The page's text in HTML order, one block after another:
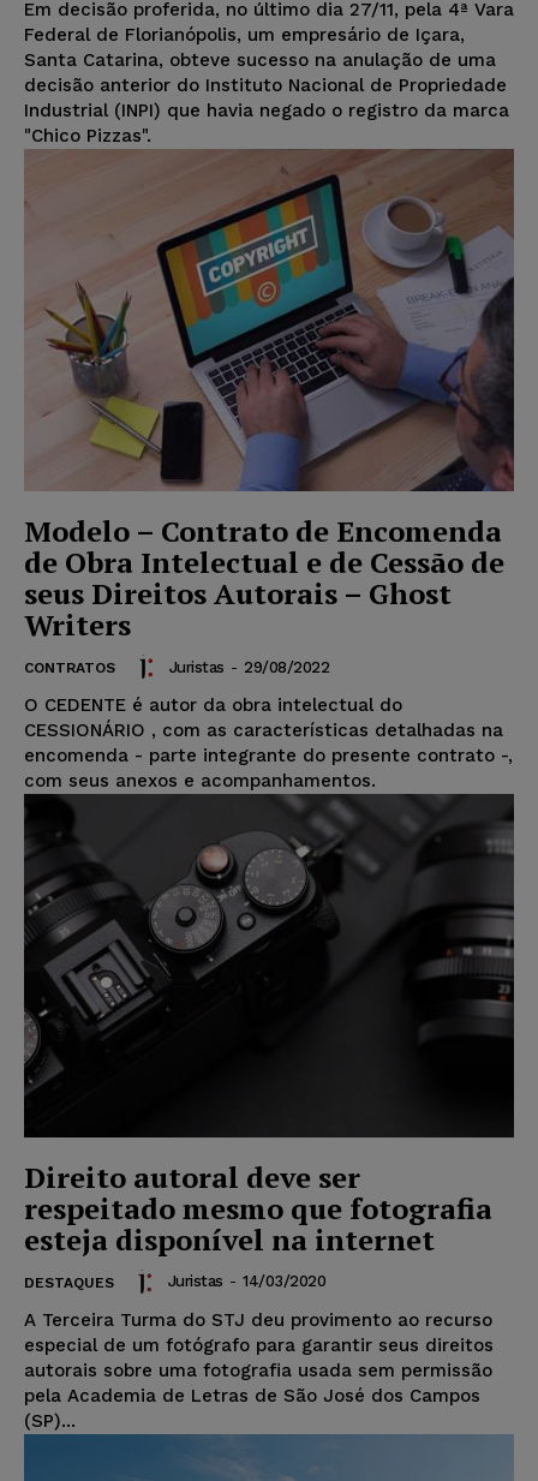
Em decisão proferida, no último dia 27/11, pela 4ª Vara
Federal de Florianópolis, um empresário de Içara,
Santa Catarina, obteve sucesso na anulação de uma
decisão anterior do Instituto Nacional de Propriedade
Industrial (INPI) que havia negado o registro da marca
"Chico Pizzas".
Modelo – Contrato de Encomenda
de Obra Intelectual e de Cessão de
seus Direitos Autorais – Ghost
Writers
CONTRATOS Juristas - 29/08/2022
O CEDENTE é autor da obra intelectual do
CESSIONÁRIO , com as características detalhadas na
encomenda - parte integrante do presente contrato -,
com seus anexos e acompanhamentos.
Direito autoral deve ser
respeitado mesmo que fotografia
esteja disponível na internet
DESTAQUES Juristas - 14/03/2020
A Terceira Turma do STJ deu provimento ao recurso
especial de um fotógrafo para garantir seus direitos
autorais sobre uma fotografia usada sem permissão
pela Academia de Letras de São José dos Campos
(SP)...